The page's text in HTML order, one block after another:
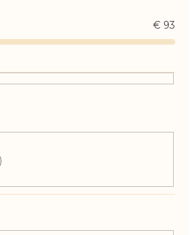
€ 93